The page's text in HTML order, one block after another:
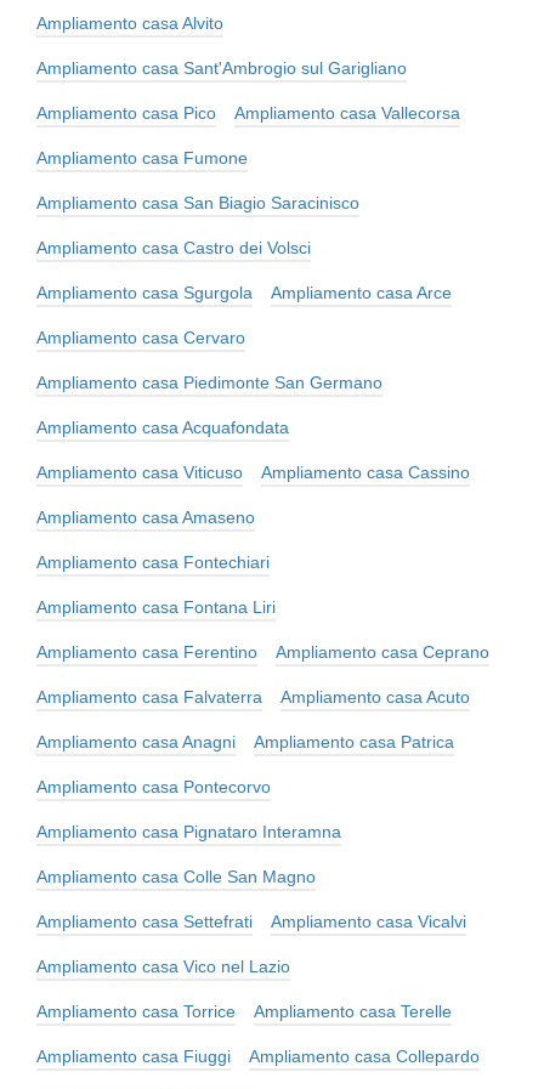
Ampliamento casa Alvito
Ampliamento casa Sant'Ambrogio sul Garigliano
Ampliamento casa Pico Ampliamento casa Vallecorsa
Ampliamento casa Fumone
Ampliamento casa San Biagio Saracinisco
Ampliamento casa Castro dei Volsci
Ampliamento casa Sgurgola Ampliamento casa Arce
Ampliamento casa Cervaro
Ampliamento casa Piedimonte San Germano
Ampliamento casa Acquafondata
Ampliamento casa Viticuso Ampliamento casa Cassino
Ampliamento casa Amaseno
Ampliamento casa Fontechiari
Ampliamento casa Fontana Liri
Ampliamento casa Ferentino Ampliamento casa Ceprano
Ampliamento casa Falvaterra Ampliamento casa Acuto
Ampliamento casa Anagni Ampliamento casa Patrica
Ampliamento casa Pontecorvo
Ampliamento casa Pignataro Interamna
Ampliamento casa Colle San Magno
Ampliamento casa Settefrati Ampliamento casa Vicalvi
Ampliamento casa Vico nel Lazio
Ampliamento casa Torrice Ampliamento casa Terelle
Ampliamento casa Fiuggi Ampliamento casa Collepardo